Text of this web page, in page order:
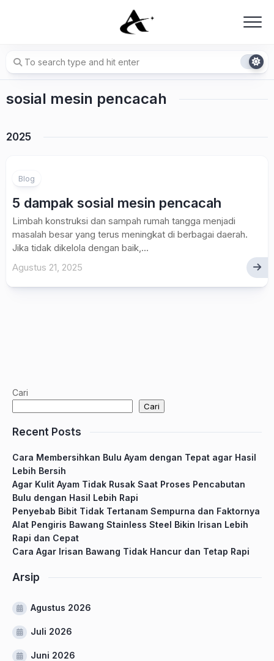
sosial mesin pencacah
2025
Blog
5 dampak sosial mesin pencacah
Limbah konstruksi dan sampah rumah tangga menjadi
masalah besar yang terus meningkat di berbagai daerah.
Jika tidak dikelola dengan baik,...
Agustus 21, 2025
Cari
Cari
Recent Posts
Cara Membersihkan Bulu Ayam dengan Tepat agar Hasil
Lebih Bersih
Agar Kulit Ayam Tidak Rusak Saat Proses Pencabutan
Bulu dengan Hasil Lebih Rapi
Penyebab Bibit Tidak Tertanam Sempurna dan Faktornya
Alat Pengiris Bawang Stainless Steel Bikin Irisan Lebih
Rapi dan Cepat
Cara Agar Irisan Bawang Tidak Hancur dan Tetap Rapi
Arsip
Agustus 2026
Juli 2026
Juni 2026